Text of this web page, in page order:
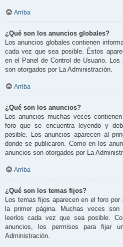
Arriba
¿Qué son los anuncios globales?
Los anuncios globales contienen
cada vez que sea posible. Éstos
en el Panel de Control de Usuario. Los
son otorgados por La Administración.
Arriba
¿Qué son los anuncios?
Los anuncios muchas veces
foro que se encuentra leyendo y
posible. Los anuncios aparecen al
donde se publicaron. Como en los
anuncios son otorgados por La
Arriba
¿Qué son los temas fijos?
Los temas fijos aparecen en el foro
la primer página. Muchas veces
leerlos cada vez que sea posible.
anuncios, los permisos para fijar
Administración.